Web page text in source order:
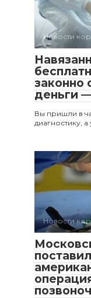
Новости
законно
деньги
Вы пришли в
диагностику,
Новости